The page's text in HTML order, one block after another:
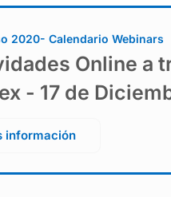
2020- Calendario Webinars
Online a
- 17 de
información